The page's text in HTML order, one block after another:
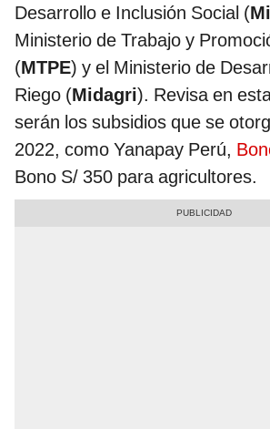
Desarrollo e Inclusión Social (
Ministerio de Trabajo y
(MTPE) y el Ministerio de
Riego (Midagri). Revisa en
serán los subsidios que se
2022, como Yanapay Perú,
Bono S/ 350 para agricultores.